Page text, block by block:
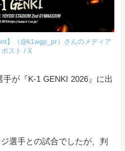
】（@k1wgp_pr）さんのメディア
ポスト / X
が『K-1 GENKI 2026』に出
選手との試合でしたが、判